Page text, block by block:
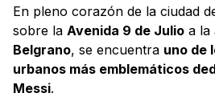
En pleno corazón de la ciudad
sobre la Avenida 9 de Julio a la
Belgrano, se encuentra uno de
urbanos más emblemáticos
Messi.